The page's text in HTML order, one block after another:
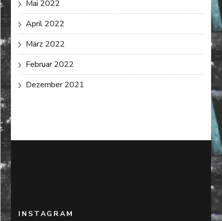
Mai 2022
April 2022
März 2022
Februar 2022
Dezember 2021
INSTAGRAM